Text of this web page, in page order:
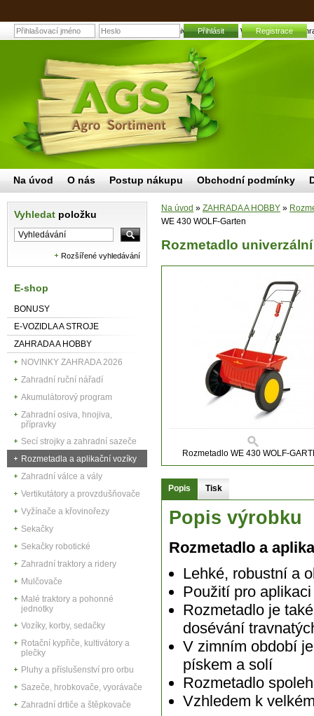
Rozmetadlo univerzální WE 430 WOLF-Garten |
Přihlásit Registrace
Vyhledat položku
Rozšířené vyhledávání
E-shop
BONUSY
E-VOZIDLA A STROJE
ZAHRADA A HOBBY
NOVINKY ZAHRADA 2026
Zahradní ruční nářadí
Akumulátorový program
Zahradní osiva, hnojiva,
přípravky
Secí strojky a zahradní sazeče
Rozmetadla a aplikační vozíky
Zahradní válce a vály
Vertikutátory a provzdušňovače
Vyžínače a křovinořezy
Sekačky
Sekačky robotické
Zahradní traktory a ridery
Mulčovače
Malé traktory a pohonné
jednotky
Vozíky, korby, sedačky
Rotační kypřiče, kultivátory a
plečky
Pluhy a příslušenství pro orbu
Sazeče, hrobkovače, vyorávače
Zahradní drtiče a štěpkovače
Na úvod » ZAHRADA A HOBBY »
WE 430 WOLF-Garten
Rozmetadlo
Rozmetadlo WE 430 WOLF-
Popis Tisk
Popis výrobku
Rozmetadlo a
Lehké, robustní a
Použití pro
Rozmetadlo je
dosévání
V zimním období
pískem a solí
Rozmetadlo
Vzhledem k
Na úvod O nás Postup nákupu Obchodní podmínky